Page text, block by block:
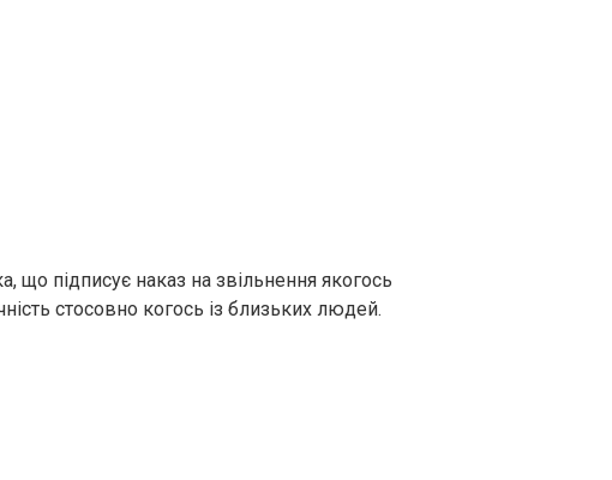
що підписує наказ на звільнення якогось
стосовно когось із близьких людей.